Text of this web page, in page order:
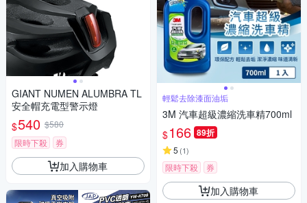
GIANT NUMEN ALUMBRA TL
安全帽充電型警示燈
$540 $580
限時下殺
券
加入購物車
輕鬆去除漆面油垢
3M 汽車超級濃縮洗車精700ml
$166 89折
5 (1)
限時下殺 券
加入購物車